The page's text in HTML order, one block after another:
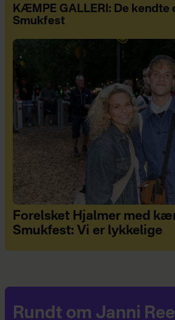
KÆMPE GALLERI: De kendte
Smukfest
Forelsket Hjalmer med
Smukfest: Vi er lykkelige
Rundt om Janni Ree